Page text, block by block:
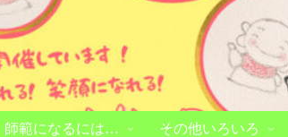
師範になるには… その他いろいろ